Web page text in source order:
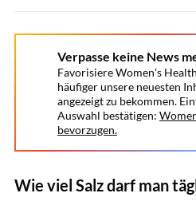
Verpasse keine News
Favorisiere Women's
häufiger unsere neuesten
angezeigt zu bekommen.
Auswahl bestätigen:
bevorzugen.
Wie viel Salz darf man